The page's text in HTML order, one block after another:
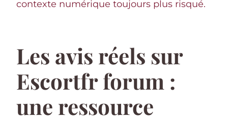
contexte numérique toujours plus risqué.
Les avis réels sur
Escortfr forum :
une ressource